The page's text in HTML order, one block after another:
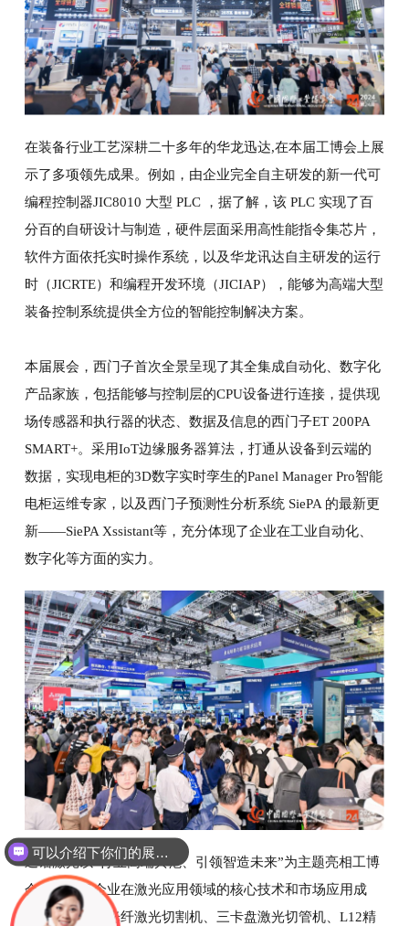
在装备行业工艺深耕二十多年的华龙迅达,在本届工博会上展
示了多项领先成果。例如，由企业完全自主研发的新一代可
编程控制器JIC8010 大型 PLC ，据了解，该 PLC 实现了百
分百的自研设计与制造，硬件层面采用高性能指令集芯片，
软件方面依托实时操作系统，以及华龙讯达自主研发的运行
时（JICRTE）和编程开发环境（JICIAP），能够为高端大型
装备控制系统提供全方位的智能控制解决方案。
本届展会，西门子首次全景呈现了其全集成自动化、数字化
产品家族，包括能够与控制层的CPU设备进行连接，提供现
场传感器和执行器的状态、数据及信息的西门子ET 200PA
SMART+。采用IoT边缘服务器算法，打通从设备到云端的
数据，实现电柜的3D数字实时孪生的Panel Manager Pro智能
电柜运维专家，以及西门子预测性分析系统 SiePA 的最新更
新——SiePA Xssistant等，充分体现了企业在工业自动化、
数字化等方面的实力。
迅镭激光以“行业高端典范、引领智造未来”为主题亮相工博
会，带来了企业在激光应用领域的核心技术和市场应用成
果。超高功率光纤激光切割机、三卡盘激光切管机、L12精